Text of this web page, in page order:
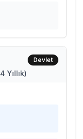
Yıllık)
Devlet